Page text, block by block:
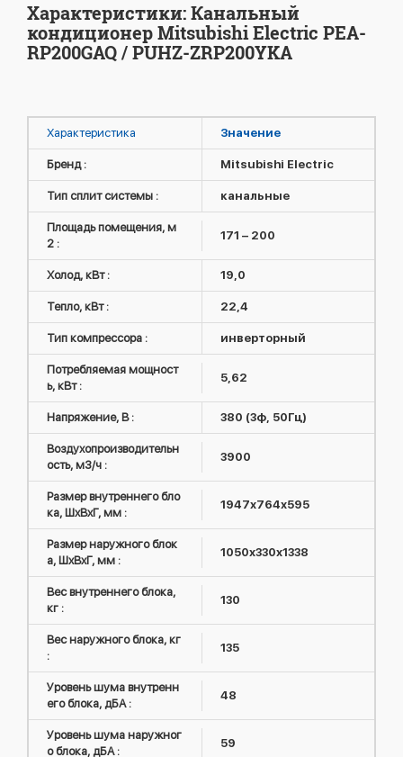
Характеристики: Канальный
кондиционер Mitsubishi Electric PEA-
RP200GAQ / PUHZ-ZRP200YKA
Характеристика Значение
Бренд : Mitsubishi Electric
Тип сплит системы : канальные
Площадь помещения, м
2 :
171 – 200
Холод, кВт : 19,0
Тепло, кВт : 22,4
Тип компрессора : инверторный
Потребляемая мощност
ь, кВт :
5,62
Напряжение, В : 380 (3ф, 50Гц)
Воздухопроизводительн
ость, м3/ч :
3900
Размер внутреннего бло
ка, ШxВxГ, мм :
1947х764х595
Размер наружного блок
а, ШxВxГ, мм :
1050х330х1338
Вес внутреннего блока,
кг :
130
Вес наружного блока, кг
:
135
Уровень шума внутренн
его блока, дБА :
48
Уровень шума наружног
о блока, дБА :
59